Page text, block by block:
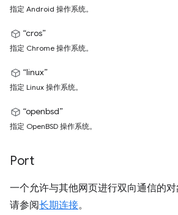
指定 Android 操作系统。
“cros”
指定 Chrome 操作系统。
“linux”
指定 Linux 操作系统。
“openbsd”
指定 OpenBSD 操作系统。
Port
一个允许与其他网页进行双向通信的对
请参阅长期连接。